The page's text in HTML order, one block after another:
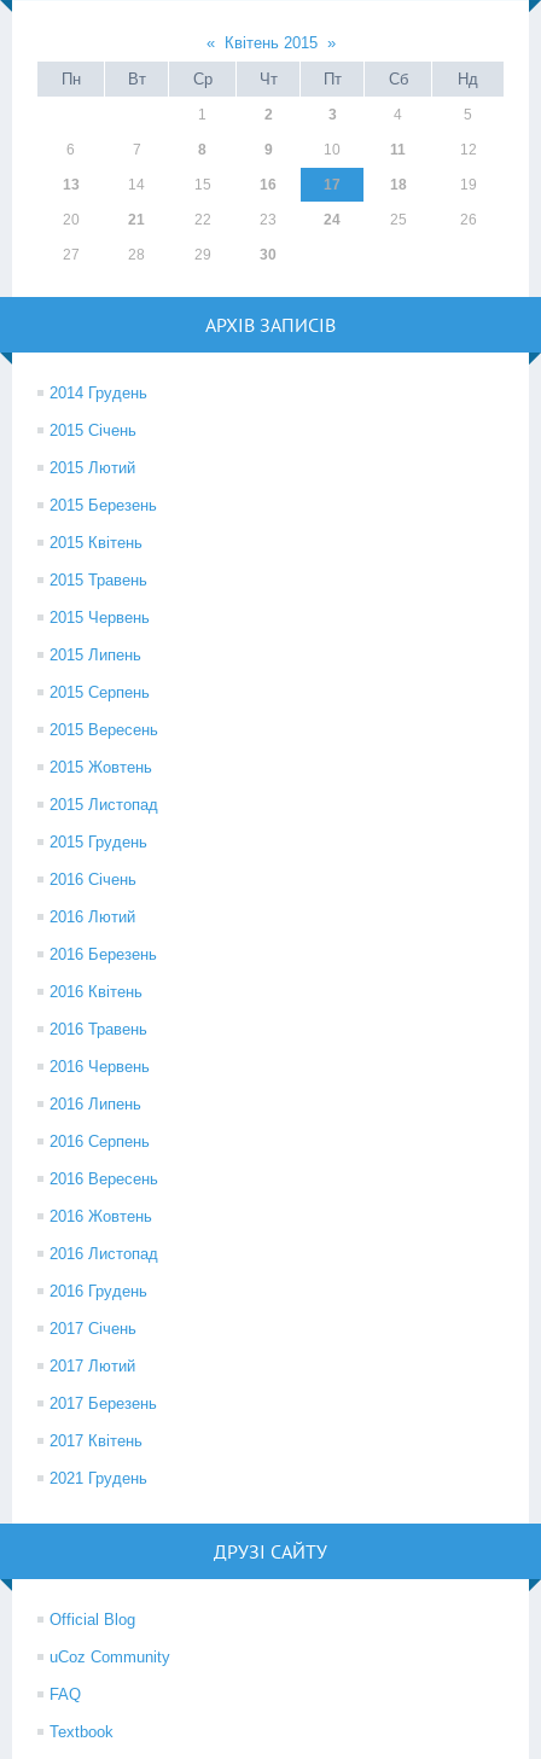
« Квітень 2015 »
Пн
Вт Ср Чт Пт Сб Нд
1 2 3 4 5
6 7 8 9 10 11 12
13 14 15 16 17 18 19
20 21 22 23 24 25 26
27 28 29 30
АРХІВ ЗАПИСІВ
2014 Грудень
2015 Січень
2015 Лютий
2015 Березень
2015 Квітень
2015 Травень
2015 Червень
2015 Липень
2015 Серпень
2015 Вересень
2015 Жовтень
2015 Листопад
2015 Грудень
2016 Січень
2016 Лютий
2016 Березень
2016 Квітень
2016 Травень
2016 Червень
2016 Липень
2016 Серпень
2016 Вересень
2016 Жовтень
2016 Листопад
2016 Грудень
2017 Січень
2017 Лютий
2017 Березень
2017 Квітень
2021 Грудень
ДРУЗІ САЙТУ
Official Blog
uCoz Community
FAQ
Textbook